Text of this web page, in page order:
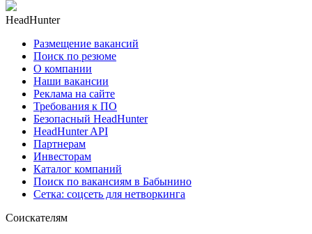
HeadHunter
Размещение вакансий
Поиск по резюме
О компании
Наши вакансии
Реклама на сайте
Требования к ПО
Безопасный HeadHunter
HeadHunter API
Партнерам
Инвесторам
Каталог компаний
Поиск по вакансиям в Бабынино
Сетка: соцсеть для нетворкинга
Соискателям